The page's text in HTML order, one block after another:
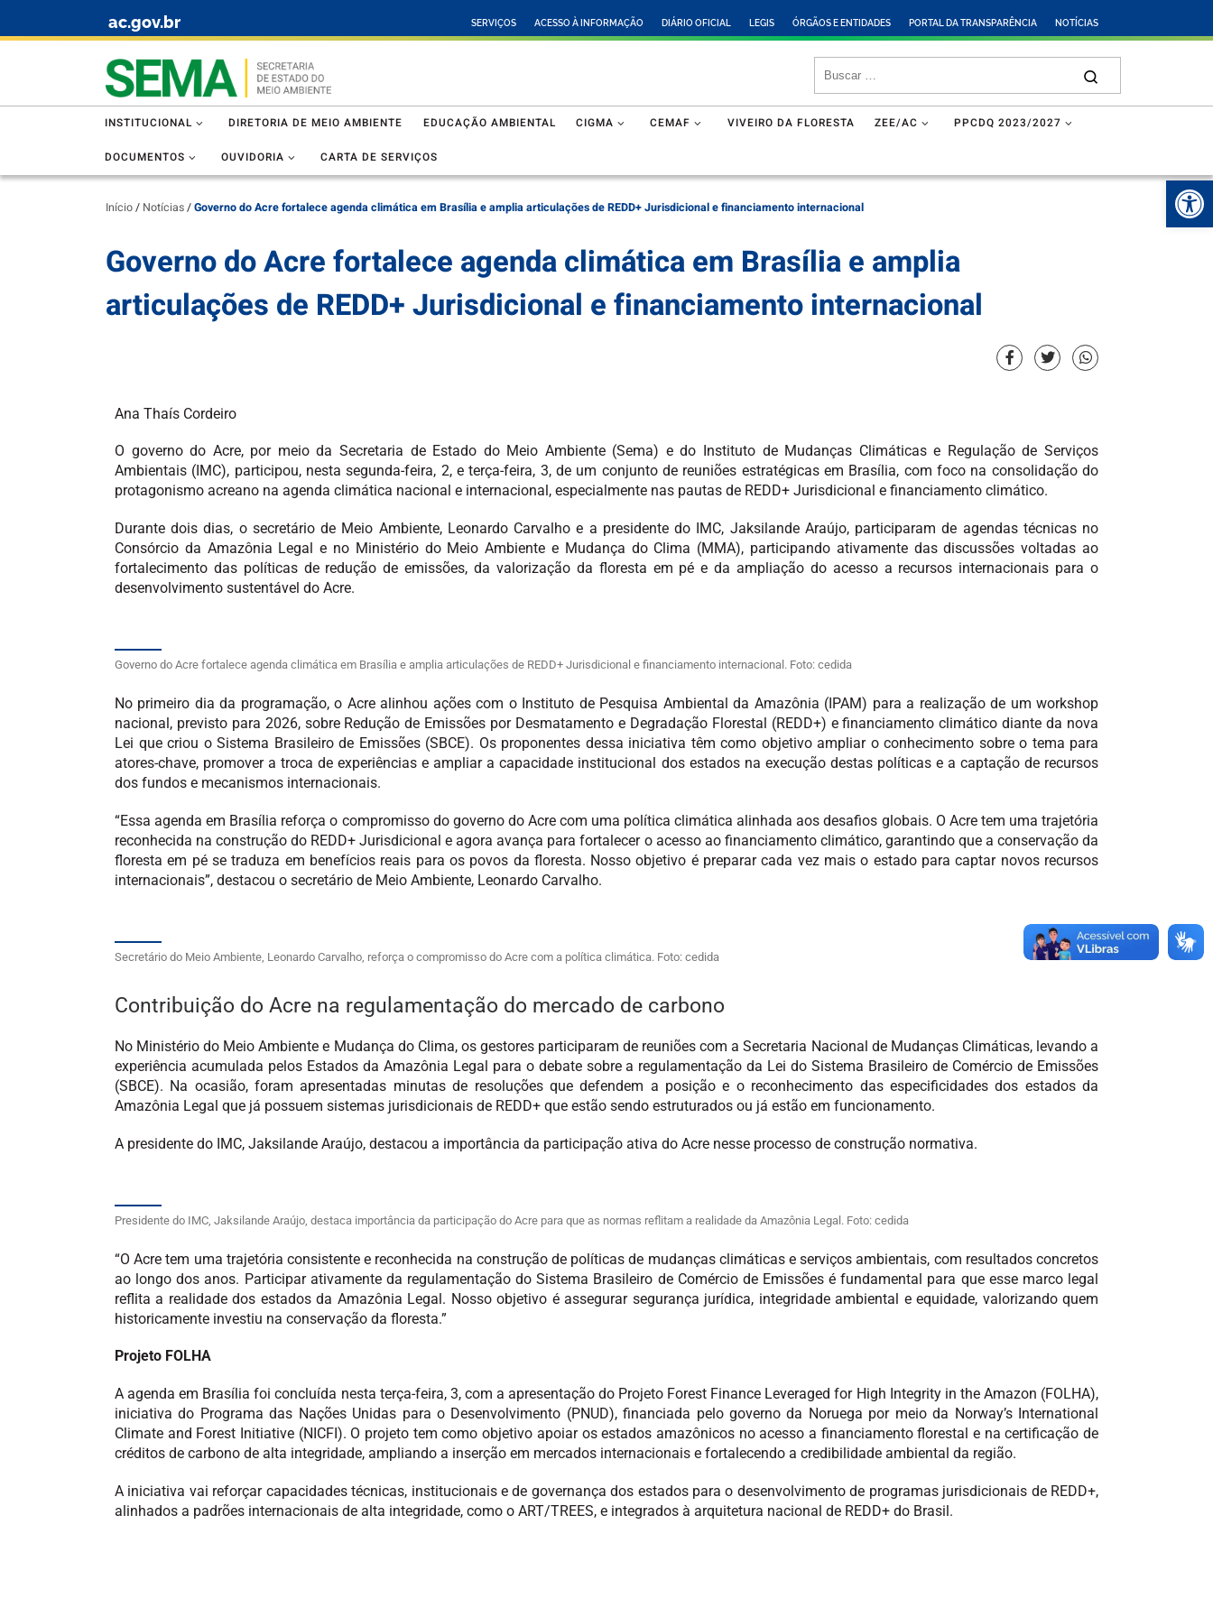
ac.gov.br SERVIÇOS ACESSO À INFORMAÇÃO DIÁRIO OFICIAL LEGIS ÓRGÃOS E ENTIDADES PORTAL DA TRANSPARÊNCIA NOTÍCIAS
INSTITUCIONAL DIRETORIA DE MEIO AMBIENTE EDUCAÇÃO AMBIENTAL CIGMA CEMAF VIVEIRO DA FLORESTA ZEE/AC PPCDQ 2023/2027
DOCUMENTOS OUVIDORIA CARTA DE SERVIÇOS
Início/ Notícias/Governo do Acre fortalece agenda climática em Brasília e amplia articulações de REDD+ Jurisdicional e financiamento internacional
Governo do Acre fortalece agenda climática em Brasília e amplia
articulações de REDD+ Jurisdicional e financiamento internacional
Ana Thaís Cordeiro
O governo do Acre, por meio da Secretaria de Estado do Meio Ambiente (Sema) e do Instituto de Mudanças Climáticas e Regulação de Serviços
Ambientais (IMC), participou, nesta segunda-feira, 2, e terça-feira, 3, de um conjunto de reuniões estratégicas em Brasília, com foco na consolidação do
protagonismo acreano na agenda climática nacional e internacional, especialmente nas pautas de REDD+ Jurisdicional e financiamento climático.
Durante dois dias, o secretário de Meio Ambiente, Leonardo Carvalho e a presidente do IMC, Jaksilande Araújo, participaram de agendas técnicas no
Consórcio da Amazônia Legal e no Ministério do Meio Ambiente e Mudança do Clima (MMA), participando ativamente das discussões voltadas ao
fortalecimento das políticas de redução de emissões, da valorização da floresta em pé e da ampliação do acesso a recursos internacionais para o
desenvolvimento sustentável do Acre.
Governo do Acre fortalece agenda climática em Brasília e amplia articulações de REDD+ Jurisdicional e financiamento internacional. Foto: cedida
No primeiro dia da programação, o Acre alinhou ações com o Instituto de Pesquisa Ambiental da Amazônia (IPAM) para a realização de um workshop
nacional, previsto para 2026, sobre Redução de Emissões por Desmatamento e Degradação Florestal (REDD+) e financiamento climático diante da nova
Lei que criou o Sistema Brasileiro de Emissões (SBCE). Os proponentes dessa iniciativa têm como objetivo ampliar o conhecimento sobre o tema para
atores-chave, promover a troca de experiências e ampliar a capacidade institucional dos estados na execução destas políticas e a captação de recursos
dos fundos e mecanismos internacionais.
“Essa agenda em Brasília reforça o compromisso do governo do Acre com uma política climática alinhada aos desafios globais. O Acre tem uma trajetória
reconhecida na construção do REDD+ Jurisdicional e agora avança para fortalecer o acesso ao financiamento climático, garantindo que a conservação da
floresta em pé se traduza em benefícios reais para os povos da floresta. Nosso objetivo é preparar cada vez mais o estado para captar novos recursos
internacionais”, destacou o secretário de Meio Ambiente, Leonardo Carvalho.
Secretário do Meio Ambiente, Leonardo Carvalho, reforça o compromisso do Acre com a política climática. Foto: cedida
Contribuição do Acre na regulamentação do mercado de carbono
No Ministério do Meio Ambiente e Mudança do Clima, os gestores participaram de reuniões com a Secretaria Nacional de Mudanças Climáticas, levando a
experiência acumulada pelos Estados da Amazônia Legal para o debate sobre a regulamentação da Lei do Sistema Brasileiro de Comércio de Emissões
(SBCE). Na ocasião, foram apresentadas minutas de resoluções que defendem a posição e o reconhecimento das especificidades dos estados da
Amazônia Legal que já possuem sistemas jurisdicionais de REDD+ que estão sendo estruturados ou já estão em funcionamento.
A presidente do IMC, Jaksilande Araújo, destacou a importância da participação ativa do Acre nesse processo de construção normativa.
Presidente do IMC, Jaksilande Araújo, destaca importância da participação do Acre para que as normas reflitam a realidade da Amazônia Legal. Foto: cedida
“O Acre tem uma trajetória consistente e reconhecida na construção de políticas de mudanças climáticas e serviços ambientais, com resultados concretos
ao longo dos anos. Participar ativamente da regulamentação do Sistema Brasileiro de Comércio de Emissões é fundamental para que esse marco legal
reflita a realidade dos estados da Amazônia Legal. Nosso objetivo é assegurar segurança jurídica, integridade ambiental e equidade, valorizando quem
historicamente investiu na conservação da floresta.”
Projeto FOLHA
A agenda em Brasília foi concluída nesta terça-feira, 3, com a apresentação do Projeto Forest Finance Leveraged for High Integrity in the Amazon (FOLHA),
iniciativa do Programa das Nações Unidas para o Desenvolvimento (PNUD), financiada pelo governo da Noruega por meio da Norway’s International
Climate and Forest Initiative (NICFI). O projeto tem como objetivo apoiar os estados amazônicos no acesso a financiamento florestal e na certificação de
créditos de carbono de alta integridade, ampliando a inserção em mercados internacionais e fortalecendo a credibilidade ambiental da região.
A iniciativa vai reforçar capacidades técnicas, institucionais e de governança dos estados para o desenvolvimento de programas jurisdicionais de REDD+,
alinhados a padrões internacionais de alta integridade, como o ART/TREES, e integrados à arquitetura nacional de REDD+ do Brasil.